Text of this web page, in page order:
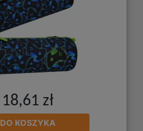
18,61 zł
DO KOSZYKA